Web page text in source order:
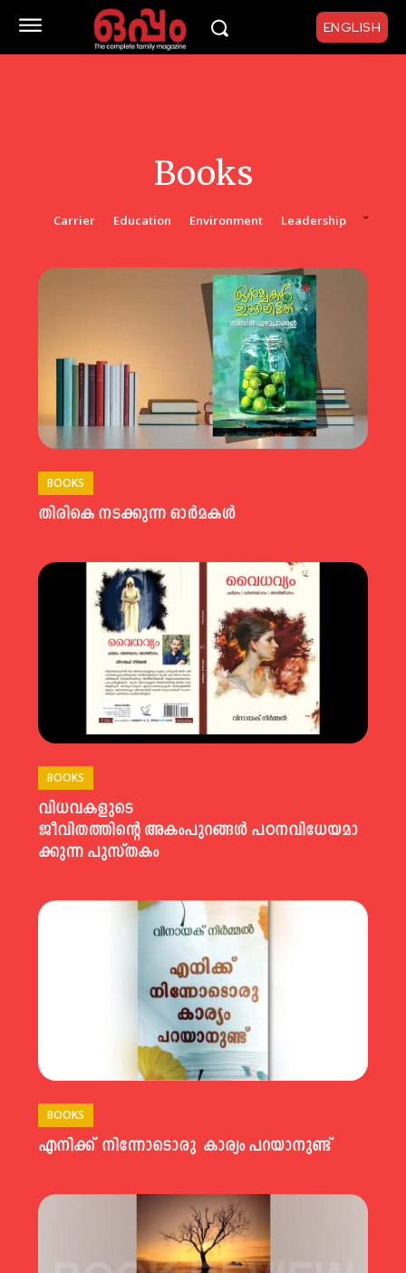
ENGLISH
Books
Carrier Education Environment Leadership
BOOKS
തിരികെ നടക്കുന്ന ഓർമകൾ
BOOKS
വിധവകളുടെ
ജീവിതത്തിന്റെ അകംപുറങ്ങൾ പഠനവിധേയമാ
ക്കുന്ന പുസ്തകം
BOOKS
എനിക്ക് നിന്നോടൊരു കാര്യം പറയാനുണ്ട്